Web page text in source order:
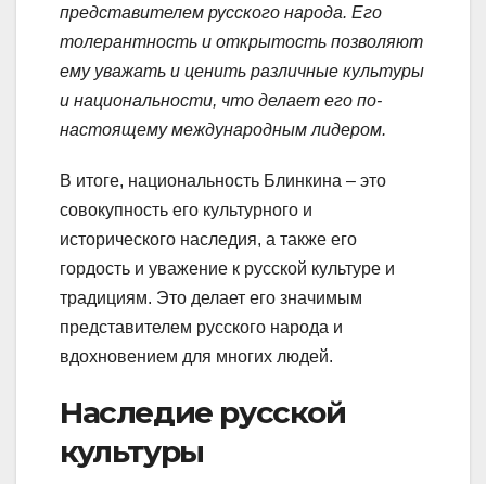
представителем русского народа. Его
толерантность и открытость позволяют
ему уважать и ценить различные культуры
и национальности, что делает его по-
настоящему международным лидером.
В итоге, национальность Блинкина – это
совокупность его культурного и
исторического наследия, а также его
гордость и уважение к русской культуре и
традициям. Это делает его значимым
представителем русского народа и
вдохновением для многих людей.
Наследие русской
культуры